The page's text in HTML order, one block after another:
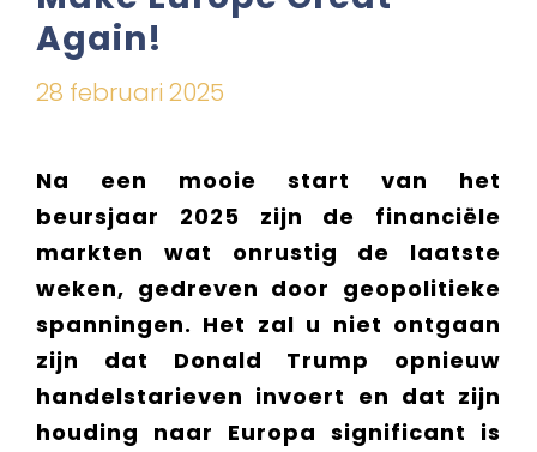
Again!
28 februari 2025
Na een mooie start van het
beursjaar 2025 zijn de financiële
markten wat onrustig de laatste
weken, gedreven door geopolitieke
spanningen. Het zal u niet ontgaan
zijn dat Donald Trump opnieuw
handelstarieven invoert en dat zijn
houding naar Europa significant is